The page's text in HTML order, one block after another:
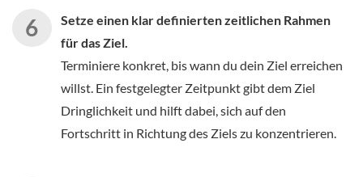
Setze einen klar definierten zeitlichen Rahmen
für das Ziel.
Terminiere konkret, bis wann du dein Ziel erreichen
willst. Ein festgelegter Zeitpunkt gibt dem Ziel
Dringlichkeit und hilft dabei, sich auf den
Fortschritt in Richtung des Ziels zu konzentrieren.